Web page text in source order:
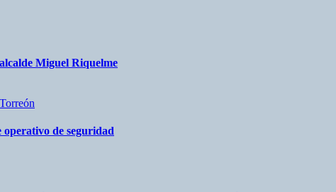
Miguel Riquelme
Torreón
de seguridad